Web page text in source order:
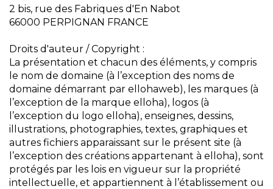
2 bis, rue des Fabriques d'En Nabot
66000 PERPIGNAN FRANCE
Droits d'auteur / Copyright :
La présentation et chacun des éléments, y compris
le nom de domaine (à l’exception des noms de
domaine démarrant par ellohaweb), les marques (à
l’exception de la marque elloha), logos (à
l’exception du logo elloha), enseignes, dessins,
illustrations, photographies, textes, graphiques et
autres fichiers apparaissant sur le présent site (à
l’exception des créations appartenant à elloha), sont
protégés par les lois en vigueur sur la propriété
intellectuelle, et appartiennent à l’établissement ou